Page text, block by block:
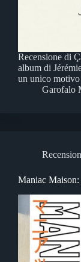
Recensione di
album di
un unico
Garofalo
Maniac Maison: